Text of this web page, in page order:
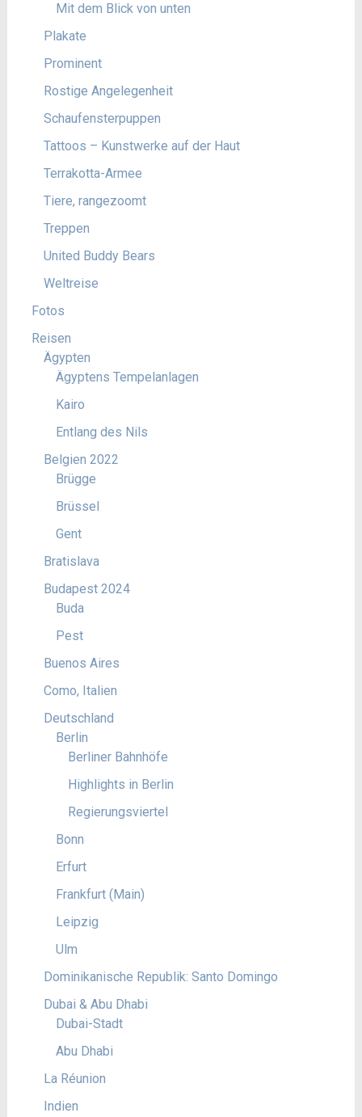
Mit dem Blick von unten
Plakate
Prominent
Rostige Angelegenheit
Schaufensterpuppen
Tattoos – Kunstwerke auf der Haut
Terrakotta-Armee
Tiere, rangezoomt
Treppen
United Buddy Bears
Weltreise
Fotos
Reisen
Ägypten
Ägyptens Tempelanlagen
Kairo
Entlang des Nils
Belgien 2022
Brügge
Brüssel
Gent
Bratislava
Budapest 2024
Buda
Pest
Buenos Aires
Como, Italien
Deutschland
Berlin
Berliner Bahnhöfe
Highlights in Berlin
Regierungsviertel
Bonn
Erfurt
Frankfurt (Main)
Leipzig
Ulm
Dominikanische Republik: Santo Domingo
Dubai & Abu Dhabi
Dubai-Stadt
Abu Dhabi
La Réunion
Indien